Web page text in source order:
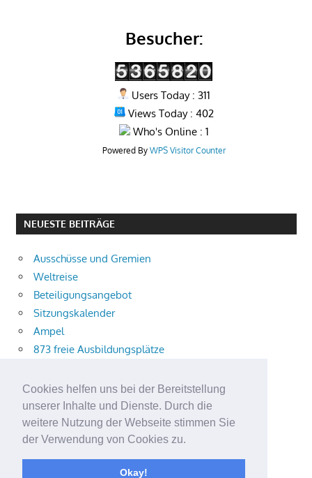
Cookies helfen uns bei der Bereitstellung
unserer Inhalte und Dienste. Durch die
weitere Nutzung der Webseite stimmen Sie
der Verwendung von Cookies zu.
Okay!
Besucher:
Users Today : 311
Views Today : 402
Who's Online : 1
Powered By WPS Visitor Counter
NEUESTE BEITRÄGE
Ausschüsse und Gremien
Weltreise
Beteiligungsangebot
Sitzungskalender
Ampel
873 freie Ausbildungsplätze
Aktuelle Verkehrsmeldungen
Terracliff
Wärmeplanung
Demokratie-Tag 2026
Neuer Jahrgang